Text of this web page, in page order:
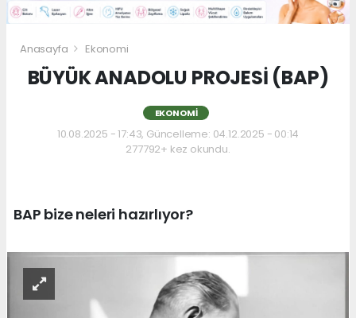
Anasayfa Ekonomi
BÜYÜK ANADOLU PROJESİ (BAP)
EKONOMI
10.08.2025 - 17:43, Güncelleme: 04.12.2025 - 00:14
277792+ kez okundu.
BAP bize neleri hazırlıyor?